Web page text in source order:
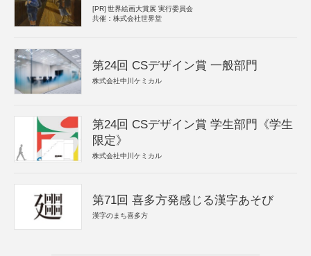
[PR] 世界絵画大賞展 実行委員会
共催：株式会社世界堂
第24回 CSデザイン賞 一般部門
株式会社中川ケミカル
第24回 CSデザイン賞 学生部門《学生
限定》
株式会社中川ケミカル
第71回 喜多方発感じる漢字あそび
漢字のまち喜多方